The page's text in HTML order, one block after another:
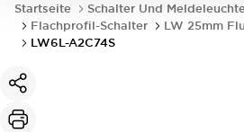
Startseite Schalter Und
Flachprofil-Schalter
LW 25mm
LW6L-A2C74S